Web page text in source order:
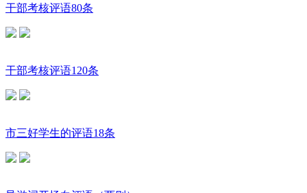
干部考核评语80条
干部考核评语120条
市三好学生的评语18条